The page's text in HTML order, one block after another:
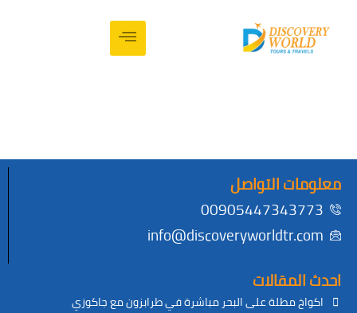
التواصل
مطلة على البحر مباشرة في طرابزون مع جاكوزي